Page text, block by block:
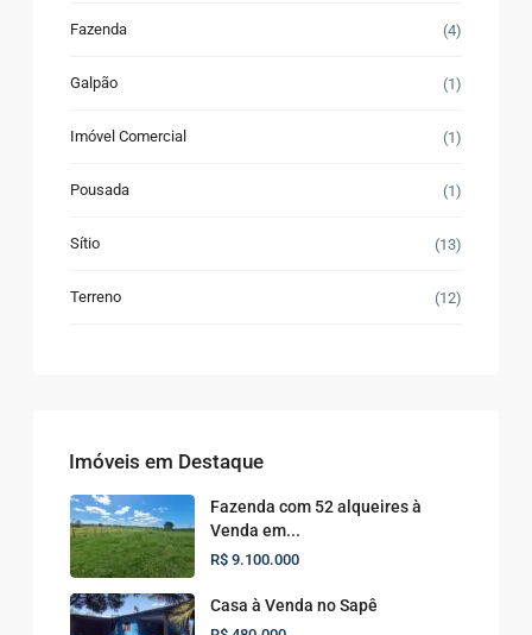
Fazenda (4)
Galpão (1)
Imóvel Comercial (1)
Pousada (1)
Sítio (13)
Terreno (12)
Imóveis em Destaque
Fazenda com 52 alqueires à
Venda em...
R$ 9.100.000
Casa à Venda no Sapê